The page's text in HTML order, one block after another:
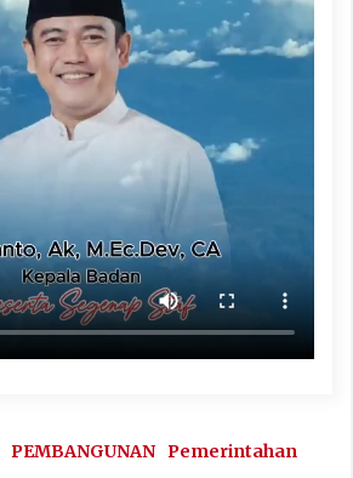
PEMBANGUNAN Pemerintahan